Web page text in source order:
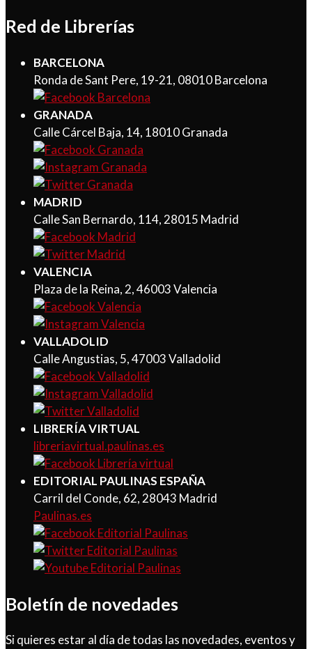
Red de Librerías
BARCELONA
Ronda de Sant Pere, 19-21, 08010 Barcelona
GRANADA
Calle Cárcel Baja, 14, 18010 Granada
MADRID
Calle San Bernardo, 114, 28015 Madrid
VALENCIA
Plaza de la Reina, 2, 46003 Valencia
VALLADOLID
Calle Angustias, 5, 47003 Valladolid
LIBRERÍA VIRTUAL
libreriavirtual.paulinas.es
EDITORIAL PAULINAS ESPAÑA
Carril del Conde, 62, 28043 Madrid
Paulinas.es
Boletín de novedades
Si quieres estar al día de todas las novedades, eventos y